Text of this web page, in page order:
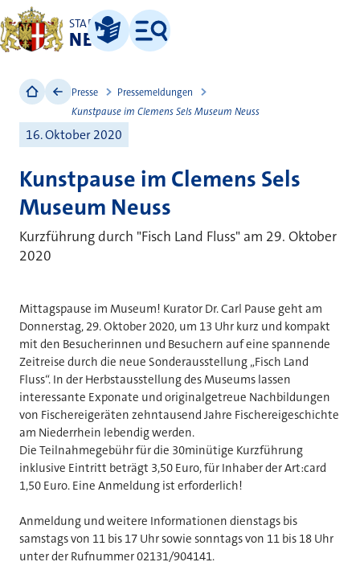
STADT
NEUSS
Leichte Sprache
Menü
Presse
Pressemeldungen
Kunstpause im Clemens Sels Museum Neuss
16. Oktober 2020
Kunstpause im Clemens Sels
Museum Neuss
Kurzführung durch "Fisch Land Fluss" am 29. Oktober
2020
Mittagspause im Museum! Kurator Dr. Carl Pause geht am
Donnerstag, 29. Oktober 2020, um 13 Uhr kurz und kompakt
mit den Besucherinnen und Besuchern auf eine spannende
Zeitreise durch die neue Sonderausstellung „Fisch Land
Fluss“. In der Herbstausstellung des Museums lassen
interessante Exponate und originalgetreue Nachbildungen
von Fischereigeräten zehntausend Jahre Fischereigeschichte
am Niederrhein lebendig werden.
Die Teilnahmegebühr für die 30minütige Kurzführung
inklusive Eintritt beträgt 3,50 Euro, für Inhaber der Art:card
1,50 Euro. Eine Anmeldung ist erforderlich!
Anmeldung und weitere Informationen dienstags bis
samstags von 11 bis 17 Uhr sowie sonntags von 11 bis 18 Uhr
unter der Rufnummer 02131/904141.